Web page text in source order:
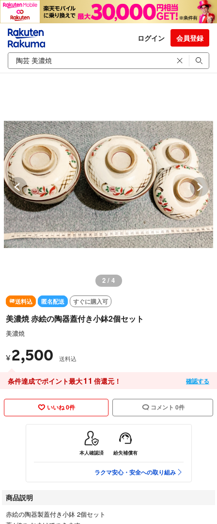
ログイン 会員登録
2 / 4
送料込 匿名配送 すぐに購入可
美濃焼 赤絵の陶器蓋付き小鉢2個セット
美濃焼
¥ 2,500 送料込
条件達成でポイント最大11 倍還元！ 確認する
いいね 0件 コメント 0件
本人確認済 紛失補償有
ラクマ安心・安全への取り組み
商品説明
赤絵の陶器製蓋付き小鉢 2個セット